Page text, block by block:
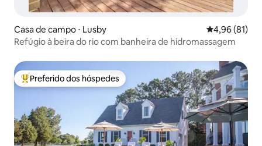
Casa de campo ⋅ Lusby 4,96 de uma
4,96 (81)
Refúgio à beira do rio com banheira de hidromassagem
Entre os melhores preferidos dos hóspedes
Preferido dos hóspedes